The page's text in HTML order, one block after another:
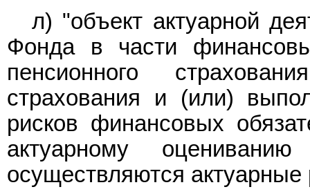
л) "объект актуарной
Фонда в части
пенсионного
страхования и (или)
рисков финансовых
актуарному
осуществляются актуарные